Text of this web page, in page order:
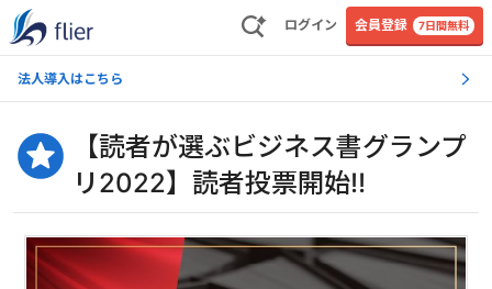
ログイン 会員登録 7日間無料
法人導入はこちら
【読者が選ぶビジネス書グランプ
リ2022】読者投票開始‼